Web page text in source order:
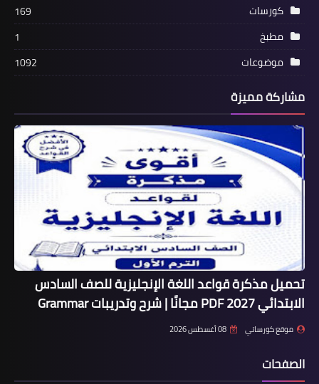
كورسات
169
مطبخ
1
موضوعات
1092
مشاركة مميزة
تحميل مذكرة قواعد اللغة الإنجليزية للصف السادس
الابتدائي 2027 PDF مجانًا | شرح وتدريبات Grammar
موقع كورساتي 08 أغسطس 2026
الصفحات